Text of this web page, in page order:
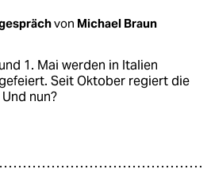
von Michael Braun
1. Mai werden in Italien
Seit Oktober regiert die
nun?